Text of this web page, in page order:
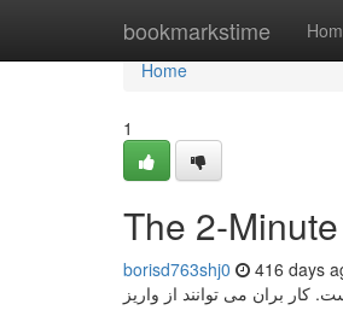
bookmarkstime
Home
Home
1
The 2-
borisd763shj0 416 days
بران می‌ توانند از واریز